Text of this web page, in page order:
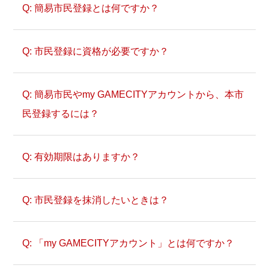
簡易市民登録とは何ですか？
市民登録に資格が必要ですか？
簡易市民やmy GAMECITYアカウントから、本市
民登録するには？
こちら
有効期限はありますか？
市民登録を抹消したいときは？
「my GAMECITYアカウント」とは何ですか？